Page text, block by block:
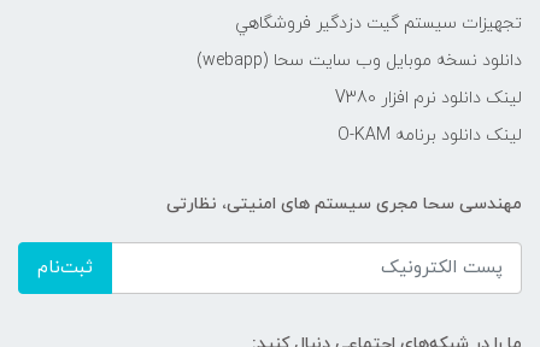
تجهیزات سیستم گيت دزدگیر فروشگاهي
دانلود نسخه موبایل وب سایت سحا (webapp)
لینک دانلود نرم افزار V380
لینک دانلود برنامه O-KAM
مهندسی سحا مجری سیستم های امنیتی، نظارتی
ثبت‌نام